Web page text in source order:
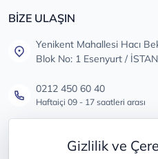
Gizlilik ve
BİZE ULAŞIN
Yenikent Mahallesi Hacı
Blok No: 1 Esenyurt /
0212 450 60 40
Haftaiçi 09 - 17 saatleri arası
Tüm öneri ve şikayetleriniz için